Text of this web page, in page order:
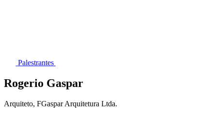
Palestrantes
Rogerio Gaspar
Arquiteto, FGaspar Arquitetura Ltda.